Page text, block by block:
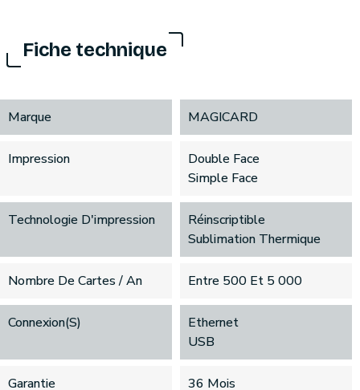
Fiche technique
Marque MAGICARD
Impression
Double Face
Simple Face
Technologie D'impression
Réinscriptible
Sublimation Thermique
Nombre De Cartes / An Entre 500 Et 5 000
Connexion(s)
Ethernet
USB
Garantie 36 Mois